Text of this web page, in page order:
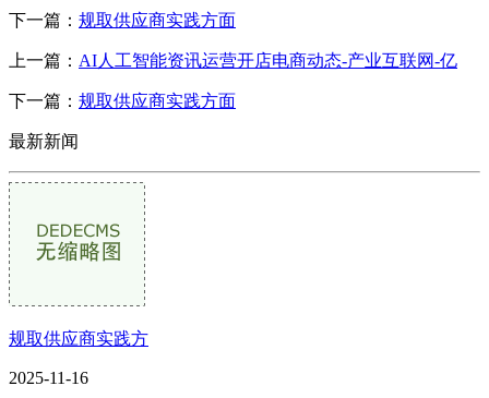
下一篇： 规取供应商实践方面
上一篇： AI人工智能资讯运营开店电商动态-产业互联网-亿
下一篇： 规取供应商实践方面
最新新闻
规取供应商实践方
2025-11-16